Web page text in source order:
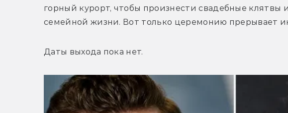
горный курорт, чтобы произнести свадебные клятвы
семейной жизни. Вот только церемонию прерывает
Даты выхода пока нет.